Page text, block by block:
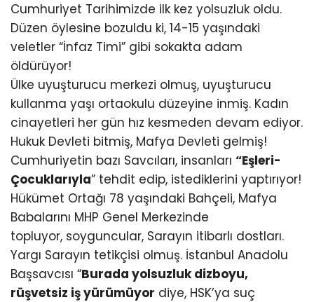
Cumhuriyet Tarihimizde ilk kez yolsuzluk oldu.
Düzen öylesine bozuldu ki, 14-15 yaşındaki
veletler “İnfaz Timi” gibi sokakta adam
öldürüyor!
Ülke uyuşturucu merkezi olmuş, uyuşturucu
kullanma yaşı ortaokulu düzeyine inmiş. Kadın
cinayetleri her gün hız kesmeden devam ediyor.
Hukuk Devleti bitmiş, Mafya Devleti gelmiş!
Cumhuriyetin bazı Savcıları, insanları “Eşleri-
Çocuklarıyla” tehdit edip, istediklerini yaptırıyor!
Hükümet Ortağı 78 yaşındaki Bahçeli, Mafya
Babalarını MHP Genel Merkezinde
topluyor, soyguncular, Sarayın itibarlı dostları.
Yargı Sarayın tetikçisi olmuş. İstanbul Anadolu
Başsavcısı “Burada yolsuzluk dizboyu,
rüşvetsiz iş yürümüyor diye, HSK’ya suç